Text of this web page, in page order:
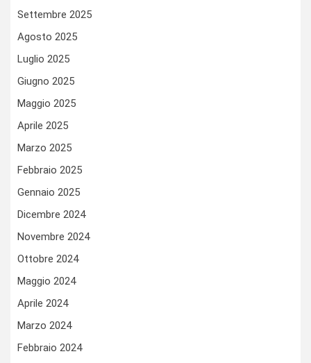
Settembre 2025
Agosto 2025
Luglio 2025
Giugno 2025
Maggio 2025
Aprile 2025
Marzo 2025
Febbraio 2025
Gennaio 2025
Dicembre 2024
Novembre 2024
Ottobre 2024
Maggio 2024
Aprile 2024
Marzo 2024
Febbraio 2024